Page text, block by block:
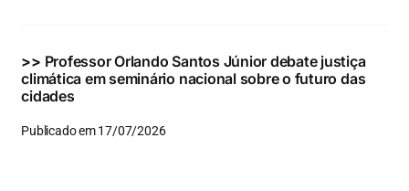
>> Professor Orlando Santos Júnior debate justiça
climática em seminário nacional sobre o futuro das
cidades
Publicado em 17/07/2026